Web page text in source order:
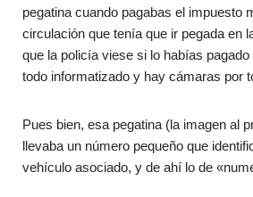
pegatina cuando pagabas el impuesto
circulación que tenía que ir pegada en
que la policía viese si lo habías
todo informatizado y hay cámaras por
Pues bien, esa pegatina (la imagen al
llevaba un número pequeño que
vehículo asociado, y de ahí lo de